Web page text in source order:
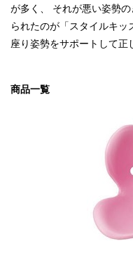
が多く、 それが悪い姿勢
られたのが「スタイルキッ
座り姿勢をサポートして正
商品一覧